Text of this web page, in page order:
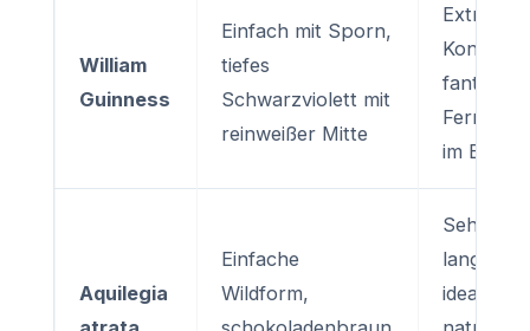
William
Guinness
Einfach mit Sporn,
tiefes
Schwarzviolett mit
reinweißer Mitte
Extremer
Kontrast,
im Beet
Aquilegia
Einfache
Wildform,
Sehr
ideal für